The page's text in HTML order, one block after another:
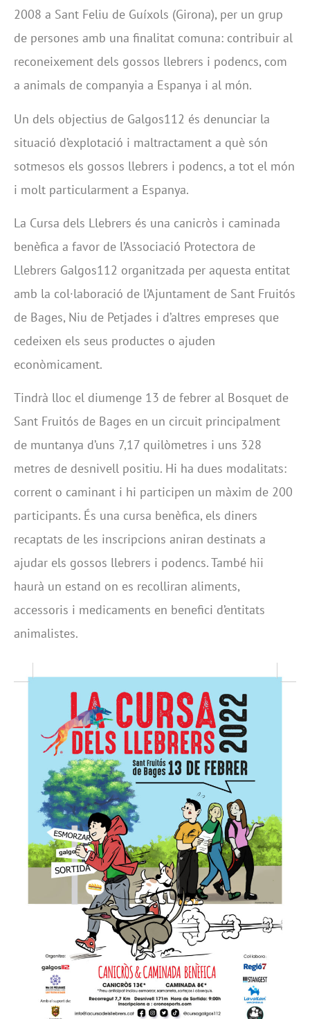
2008 a Sant Feliu de Guíxols (Girona), per un grup
de persones amb una finalitat comuna: contribuir al
reconeixement dels gossos llebrers i podencs, com
a animals de companyia a Espanya i al món.
Un dels objectius de Galgos112 és denunciar la
situació d’explotació i maltractament a què són
sotmesos els gossos llebrers i podencs, a tot el món
i molt particularment a Espanya.
La Cursa dels Llebrers és una canicròs i caminada
benèfica a favor de l’Associació Protectora de
Llebrers Galgos112 organitzada per aquesta entitat
amb la col·laboració de l’Ajuntament de Sant Fruitós
de Bages, Niu de Petjades i d’altres empreses que
cedeixen els seus productes o ajuden
econòmicament.
Tindrà lloc el diumenge 13 de febrer al Bosquet de
Sant Fruitós de Bages en un circuit principalment
de muntanya d’uns 7,17 quilòmetres i uns 328
metres de desnivell positiu. Hi ha dues modalitats:
corrent o caminant i hi participen un màxim de 200
participants. És una cursa benèfica, els diners
recaptats de les inscripcions aniran destinats a
ajudar els gossos llebrers i podencs. També hii
haurà un estand on es recolliran aliments,
accessoris i medicaments en benefici d’entitats
animalistes.